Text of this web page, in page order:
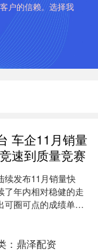
户的信赖。选择我
车企11月销量
速到质量竞赛
续发布11月销量快
了年内相对稳健的走
可圈可点的成绩单。
披露数据，国内车
清晰：....
： 鼎泽配资